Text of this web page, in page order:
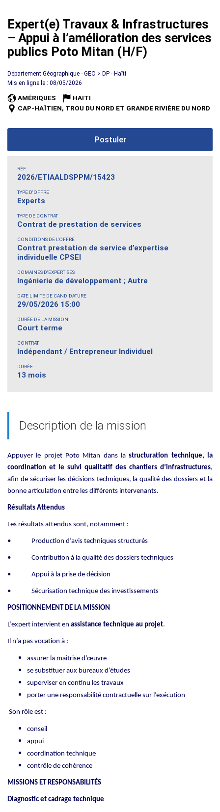
Expert(e) Travaux & Infrastructures
– Appui à l’amélioration des services
publics Poto Mitan (H/F)
Département Géographique - GEO > DP - Haïti
Mis en ligne le : 08/05/2026
AMÉRIQUES
HAITI
CAP-HAÏTIEN, TROU DU NORD ET GRANDE RIVIÈRE DU NORD
Postuler
RÉF.
2026/ETIAALDSPPM/15423
TYPE D'OFFRE
Experts
TYPE DE CONTRAT
Contrat de prestation de services
CONDITIONS DE L'OFFRE
Contrat prestation de service d’expertise
individuelle CPSEI
DOMAINES D'EXPERTISES
Ingénierie de développement ; Autre
DATE LIMITE DE CANDIDATURE
29/05/2026 15:00
DURÉE DE LA MISSION
Court terme
CONTRAT
Indépendant / Entrepreneur Individuel
DURÉE
13 mois
Description de la mission
Appuyer le projet Poto Mitan dans lastructuration technique, la
coordination et le suivi qualitatif des chantiers d’infrastructures,
afin de sécuriser les décisions techniques, la qualité des dossiers et la
bonne articulation entre les différents intervenants.
Résultats Attendus
Les résultats attendus sont, notamment :
• Production d’avis techniques structurés
• Contribution à la qualité des dossiers techniques
• Appui à la prise de décision
• Sécurisation technique des investissements
POSITIONNEMENT DE LA MISSION
L’expert intervient en assistance technique au projet.
Il n’a pas vocation à :
assurer la maîtrise d’œuvre
se substituer aux bureaux d’études
superviser en continu les travaux
porter une responsabilité contractuelle sur l’exécution
Son rôle est :
conseil
appui
coordination technique
contrôle de cohérence
MISSIONS ET RESPONSABILITÉS
Diagnostic et cadrage technique